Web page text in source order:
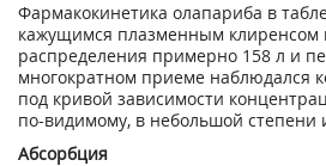
Фармакокинетика олапариба в
кажущимся плазменным
распределения примерно 158 л и
многократном приеме наблюдался
под кривой зависимости
по-видимому, в небольшой
Абсорбция